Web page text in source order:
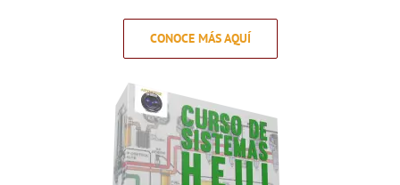
CONOCE MÁS AQUÍ